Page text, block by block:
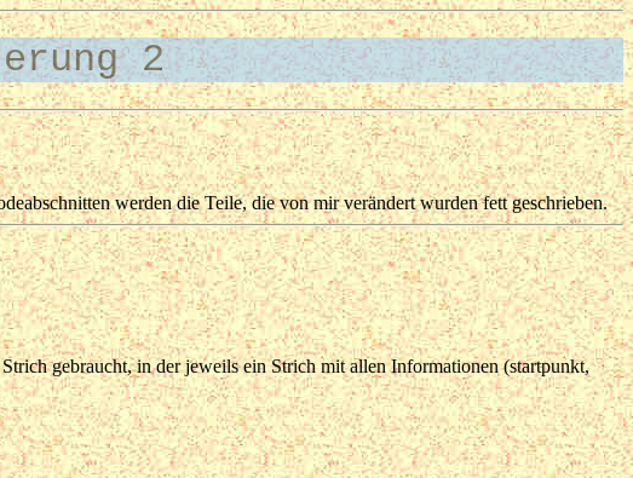
2
werden die Teile, die von mir verändert wurden fett geschrieben.
gebraucht, in der jeweils ein Strich mit allen Informationen (startpunkt,